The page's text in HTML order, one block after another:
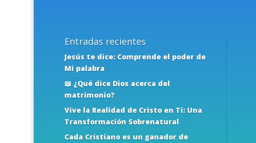
Entradas recientes
Jesús te dice: Comprende el poder de
Mi palabra
📖 ¿Qué dice Dios acerca del
matrimonio?
Vive la Realidad de Cristo en Ti: Una
Transformación Sobrenatural
Cada Cristiano es un ganador de